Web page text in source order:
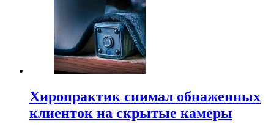
Хиропрактик снимал обнаженных
клиенток на скрытые камеры